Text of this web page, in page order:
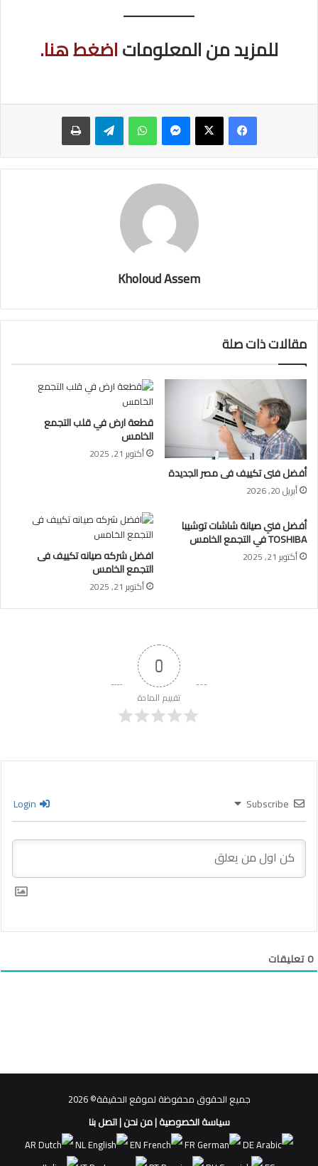
للمزيد من المعلوماتاضغط هنا.
ماسنجر واتساب تيلقرام طباعة
Kholoud Assem
مقالات ذات صلة
أفضل فنى تكييف فى مصر الجديدة
أبريل 20, 2026
قطعة ارض في قلب التجمع
الخامس
أكتوبر 21, 2025
أفضل فني صيانة شاشات توشيبا
TOSHIBA في التجمع الخامس
أكتوبر 21, 2025 افضل شركه صيانه تكييف فى
التجمع الخامس
أكتوبر 21, 2025
0
تقييم المادة
Subscribe
0تعليقات
جميع الحقوق محفوظة لموقع الحقيقة© 2026
سياسة الخصوصية|من نحن|اتصل بنا
AR
NL EN FR
DE